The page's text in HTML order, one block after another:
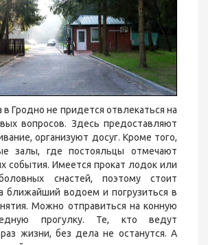
Гродно не придется отвлекаться на
вопросов. Здесь предоставляют
организуют досуг. Кроме того,
залы, где постояльцы отмечают
события. Имеется прокат лодок или
снастей, поэтому стоит
ближайший водоем и погрузиться в
Можно отправиться на конную
прогулку. Те, кто ведут
жизни, без дела не останутся. А